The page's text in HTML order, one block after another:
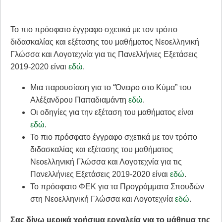
Το πιο πρόσφατο έγγραφο σχετικά με τον τρόπο
διδασκαλίας και εξέτασης του μαθήματος Νεοελληνική
Γλώσσα και Λογοτεχνία για τις Πανελλήνιες Εξετάσεις
2019-2020 είναι εδώ.
Μια παρουσίαση για το “Όνειρο στο Κύμα” του
Αλέξανδρου Παπαδιαμάντη εδώ.
Οι οδηγίες για την εξέταση του μαθήματος είναι
εδώ.
Το πιο πρόσφατο έγγραφο σχετικά με τον τρόπο
διδασκαλίας και εξέτασης του μαθήματος
Νεοελληνική Γλώσσα και Λογοτεχνία για τις
Πανελλήνιες Εξετάσεις 2019-2020 είναι εδώ.
Το πρόσφατο ΦΕΚ για τα Προγράμματα Σπουδών
στη Νεοελληνική Γλώσσα και Λογοτεχνία εδώ.
Σας δίνω μερικά χρήσιμα εργαλεία για το μάθημα της